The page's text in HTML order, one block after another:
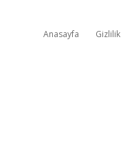
Anasayfa